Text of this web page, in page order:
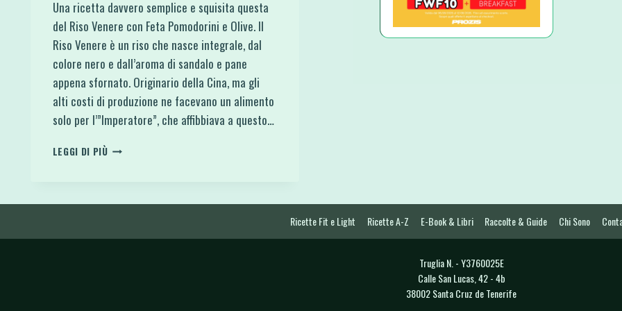
Una ricetta davvero semplice e squisita questa
del Riso Venere con Feta Pomodorini e Olive. Il
Riso Venere è un riso che nasce integrale, dal
colore nero e dall’aroma di sandalo e pane
appena sfornato. Originario della Cina, ma gli
alti costi di produzione ne facevano un alimento
solo per l’”Imperatore”, che affibbiava a questo…
LEGGI DI PIÙRISO
POMODORINI
Ricette Fit e Light Ricette A-Z E-Book & Libri Raccolte & Guide Chi Sono
Truglia N. - Y3760025E
Calle San Lucas, 42 - 4b
38002 Santa Cruz de Tenerife